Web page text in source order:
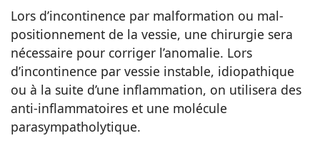
Lors d’incontinence par malformation ou mal-
positionnement de la vessie, une chirurgie sera
nécessaire pour corriger l’anomalie. Lors
d’incontinence par vessie instable, idiopathique
ou à la suite d’une inflammation, on utilisera des
anti-inflammatoires et une molécule
parasympatholytique.